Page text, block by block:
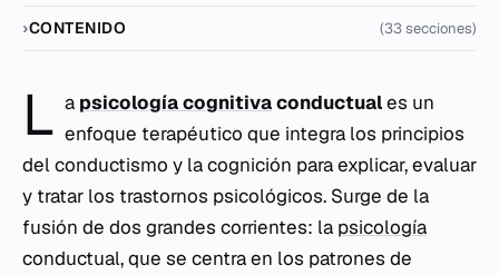
CONTENIDO (33 secciones)
L a psicología cognitivaconductuales un
enfoque terapéutico que integra los principios
del conductismo y la cognición para explicar, evaluar
y tratar los trastornos psicológicos. Surge de la
fusión de dos grandes corrientes: la psicología
conductual, que se centra en los patrones de